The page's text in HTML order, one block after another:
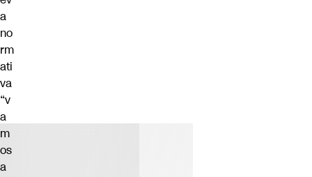
a
no
rm
ati
va
“v
a
m
os
a